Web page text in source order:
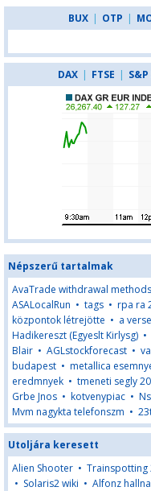
BUX | OTP |
DAX | FTSE |
Népszerű tartalmak
AvaTrade withdrawal methods
ASALocalRun • tags • rpa ra
központok létrejötte • a
Hadikereszt (Egyeslt Kirlysg) •
Blair • AGLstockforecast •
budapest • metallica
eredmnyek • tmeneti segly
Grbe Jnos • kotvenypiac •
Mvm nagykta telefonszm •
Utoljára keresett
Alien Shooter • Trainspotting
• Solaris2 wiki • Alfonz